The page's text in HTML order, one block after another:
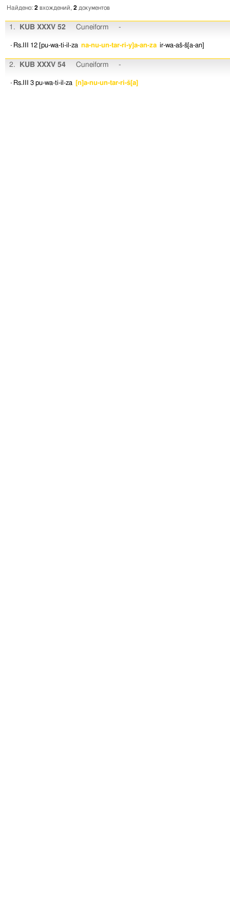
Найдено: 2 вхождений, 2 документов
1. KUB XXXV 52 Cuneiform -
· Rs.III 12 [pu-wa-ti-il-za na-nu-un-tar-ri-y]a-an-za ir-wa-aš-š[a-an]
2. KUB XXXV 54 Cuneiform -
· Rs.III 3 pu-wa-ti-il-za [n]a-nu-un-tar-ri-š[a]